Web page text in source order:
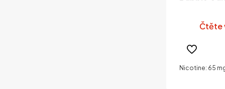
Čtěte
Nicotine: 65